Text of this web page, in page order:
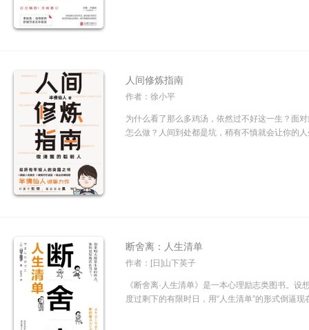
人间修炼指南
作者：徐小平
为什么看了那么多鸡汤，依然过不好这一生？面
怎么做？人间到处都是坑，稍有不慎就会让你的
断舍离：人生清单
作者：[日]山下英子
《断舍离·人生清单》是一本心理励志类图书。
度过剩下的有限时日，用“人生清单”的形式倒逼